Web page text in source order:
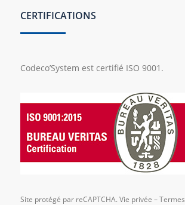
CERTIFICATIONS
Codeco’System est certifié ISO 9001.
Site protégé par reCAPTCHA. Vie privée –Termes